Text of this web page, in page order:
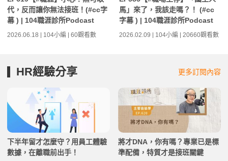
代，反而讓你無法接班！(#cc字
幕 ) | 104職涯診所Podcast
2026.06.18 | 104小編 | 60觀看數
馬」來了，我該走嗎？！ (#cc
字幕 ) | 104職涯診所Podcast
2026.02.09 | 104小編 | 20660觀看數
HR經驗分享 更多訂閱內容
下半年留才怎麼守？用員工體驗
數據，在離職前出手！
將才DNA，你有嗎？專業已是標
準配備，特質才是接班關鍵